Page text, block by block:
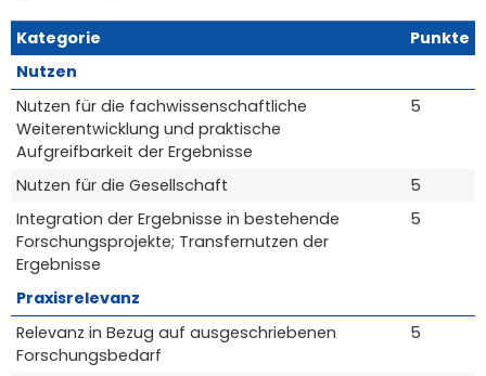
Kategorie Punkte
Nutzen
Nutzen für die fachwissenschaftliche
Weiterentwicklung und praktische
Aufgreifbarkeit der Ergebnisse
5
Nutzen für die Gesellschaft
5
Integration der Ergebnisse in bestehende
Forschungsprojekte; Transfernutzen der
Ergebnisse
5
Praxisrelevanz
Relevanz in Bezug auf ausgeschriebenen
Forschungsbedarf
5